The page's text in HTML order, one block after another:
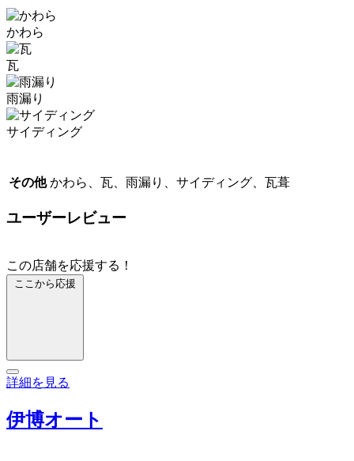
かわら
瓦
雨漏り
サイディング
その他 かわら、瓦、雨漏り、サイディング、瓦葺
ユーザーレビュー
この店舗を応援する！
ここから応援
詳細を見る
伊博オート